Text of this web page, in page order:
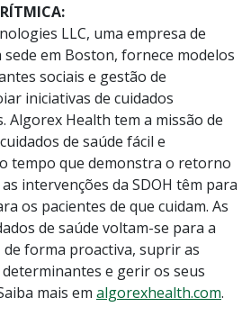
LLC, uma empresa de
sede em Boston, fornece modelos
sociais e gestão de
iniciativas de cuidados
Algorex Health tem a missão de
de saúde fácil e
tempo que demonstra o retorno
intervenções da SDOH têm para
os pacientes de que cuidam. As
de saúde voltam-se para a
forma proactiva, suprir as
determinantes e gerir os seus
mais em algorexhealth.com.